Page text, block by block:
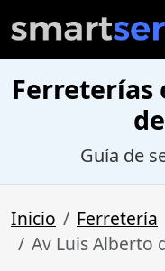
Ferreterías
Guía de
Inicio
Ferretería
Av Luis Alberto